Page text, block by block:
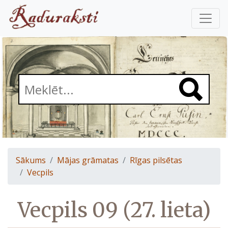
Sākums Mājas grāmatas
Rīgas pilsētas
Vecpils
Vecpils 09 (27. lieta)